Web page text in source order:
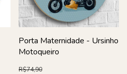
Porta Maternidade - Ursinho
Motoqueiro
R$74,90